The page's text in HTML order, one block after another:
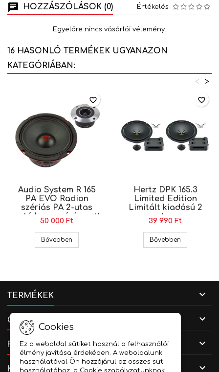
HOZZÁSZÓLÁSOK (0) Értékelés
Egyelőre nincs vásárlói vélemény.
16 HASONLÓ TERMÉKEK UGYANAZON
KATEGÓRIÁBAN:
>
<
Audio System R 165
PA EVO Radion
szériás PA 2-utas
autó hangszóró szett
50 000 Ft
Bővebben Audio System R 165 PA EVO Radion szériás
favorite_border
Hertz DPK 165.3
Limited Edition
Limitált kiadású 2
utas
hangszórókészlet,
16,5cm
39 990 Ft
Bővebben
favorite_border
TERMÉKEK 
CÉGADATOK 
FIÓKOD 
KAPCSOLAT 
Cookies
Ez a weboldal sütiket használ a felhasználói
élmény javítása érdekében. A weboldalunk
használatával Ön hozzájárul az összes süti
használatához, a Cookie szabályzatunknak